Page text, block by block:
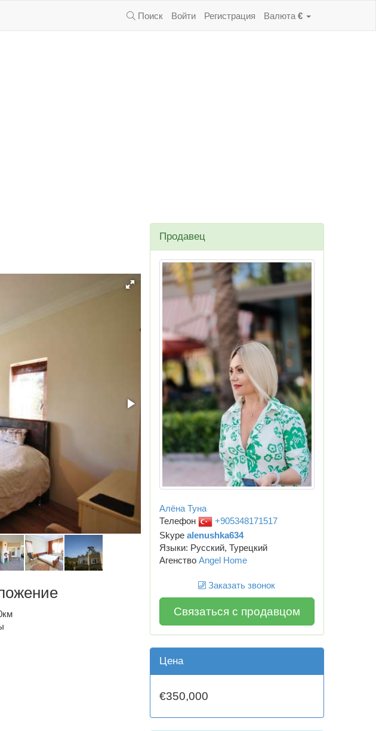
Поиск Войти Регистрация Валюта €
Продавец
Алёна Туна
Телефон
+905348171517
Skype alenushka634
Языки: Русский, Турецкий
Агенство Angel Home
Заказать звонок
Связаться с продавцом
Цена
€350,000